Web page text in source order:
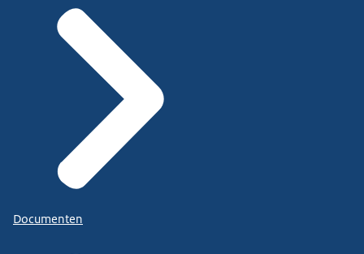
Documenten